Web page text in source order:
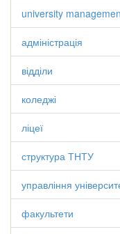
university
адміністрація
відділи
коледжі
ліцеї
структура ТНТУ
управління
факультети